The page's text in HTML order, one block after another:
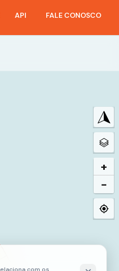
API FALE CONOSCO
+
−